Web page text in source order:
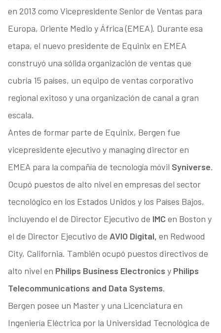
en 2013 como Vicepresidente Senior de Ventas para
Europa, Oriente Medio y África (EMEA). Durante esa
etapa, el nuevo presidente de Equinix en EMEA
construyó una sólida organización de ventas que
cubría 15 países, un equipo de ventas corporativo
regional exitoso y una organización de canal a gran
escala.
Antes de formar parte de Equinix, Bergen fue
vicepresidente ejecutivo y managing director en
EMEA para la compañía de tecnología móvil Syniverse.
Ocupó puestos de alto nivel en empresas del sector
tecnológico en los Estados Unidos y los Países Bajos,
incluyendo el de Director Ejecutivo de IMC en Boston y
el de Director Ejecutivo de AVIO Digital, en Redwood
City, California. También ocupó puestos directivos de
alto nivel en Philips Business Electronics y Philips
Telecommunications and Data Systems.
Bergen posee un Master y una Licenciatura en
Ingeniería Eléctrica por la Universidad Tecnológica de